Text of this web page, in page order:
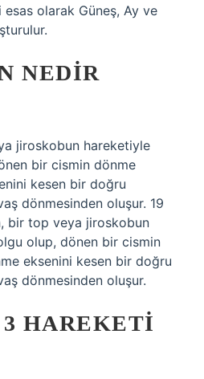
olarak Güneş, Ay ve
NEDIR
jiroskobun hareketiyle
bir cismin dönme
kesen bir doğru
dönmesinden oluşur. 19
bir top veya jiroskobun
olup, dönen bir cismin
eksenini kesen bir doğru
dönmesinden oluşur.
HAREKETI